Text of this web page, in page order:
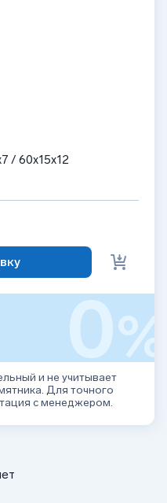
/ 60x15x12
0%
и не учитывает
Для точного
с менеджером.